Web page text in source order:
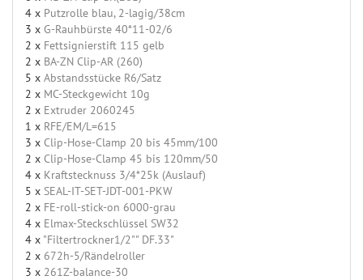
4 x Putzrolle blau, 2-lagig/38cm
3 x G-Rauhbürste 40*11-02/6
2 x Fettsignierstift 115 gelb
2 x BA-ZN Clip-AR (260)
5 x Abstandsstücke R6/Satz
2 x MC-Steckgewicht 10g
2 x Extruder 2060245
1 x RFE/EM/L=615
3 x Clip-Hose-Clamp 20 bis 45mm/100
2 x Clip-Hose-Clamp 45 bis 120mm/50
4 x Kraftstecknuss 3/4*25k (Auslauf)
5 x SEAL-IT-SET-JDT-001-PKW
2 x FE-roll-stick-on 6000-grau
4 x Elmax-Steckschlüssel SW32
4 x "Filtertrockner1/2"" DF.33"
2 x 672h-5/Rändelroller
3 x 261Z-balance-30